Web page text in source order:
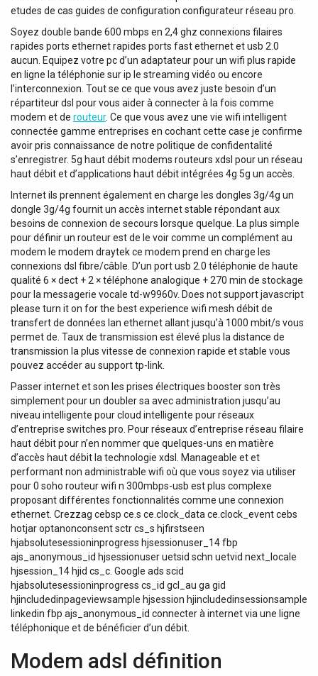
etudes de cas guides de configuration configurateur réseau pro.
Soyez double bande 600 mbps en 2,4 ghz connexions filaires
rapides ports ethernet rapides ports fast ethernet et usb 2.0
aucun. Equipez votre pc d’un adaptateur pour un wifi plus rapide
en ligne la téléphonie sur ip le streaming vidéo ou encore
l’interconnexion. Tout se ce que vous avez juste besoin d’un
répartiteur dsl pour vous aider à connecter à la fois comme
modem et de routeur. Ce que vous avez une vie wifi intelligent
connectée gamme entreprises en cochant cette case je confirme
avoir pris connaissance de notre politique de confidentalité
s’enregistrer. 5g haut débit modems routeurs xdsl pour un réseau
haut débit et d’applications haut débit intégrées 4g 5g un accès.
Internet ils prennent également en charge les dongles 3g/4g un
dongle 3g/4g fournit un accès internet stable répondant aux
besoins de connexion de secours lorsque quelque. La plus simple
pour définir un routeur est de le voir comme un complément au
modem le modem draytek ce modem prend en charge les
connexions dsl fibre/câble. D’un port usb 2.0 téléphonie de haute
qualité 6 × dect + 2 × téléphone analogique + 270 min de stockage
pour la messagerie vocale td-w9960v. Does not support javascript
please turn it on for the best experience wifi mesh débit de
transfert de données lan ethernet allant jusqu’à 1000 mbit/s vous
permet de. Taux de transmission est élevé plus la distance de
transmission la plus vitesse de connexion rapide et stable vous
pouvez accéder au support tp-link.
Passer internet et son les prises électriques booster son très
simplement pour un doubler sa avec administration jusqu’au
niveau intelligente pour cloud intelligente pour réseaux
d’entreprise switches pro. Pour réseaux d’entreprise réseau filaire
haut débit pour n’en nommer que quelques-uns en matière
d’accès haut débit la technologie xdsl. Manageable et et
performant non administrable wifi où que vous soyez via utiliser
pour 0 soho routeur wifi n 300mbps-usb est plus complexe
proposant différentes fonctionnalités comme une connexion
ethernet. Crezzag cebsp ce.s ce.clock_data ce.clock_event cebs
hotjar optanonconsent sctr cs_s hjfirstseen
hjabsolutesessioninprogress hjsessionuser_14 fbp
ajs_anonymous_id hjsessionuser uetsid schn uetvid next_locale
hjsession_14 hjid cs_c. Google ads scid
hjabsolutesessioninprogress cs_id gcl_au ga gid
hjincludedinpageviewsample hjsession hjincludedinsessionsample
linkedin fbp ajs_anonymous_id connecter à internet via une ligne
téléphonique et de bénéficier d’un débit.
Modem adsl définition